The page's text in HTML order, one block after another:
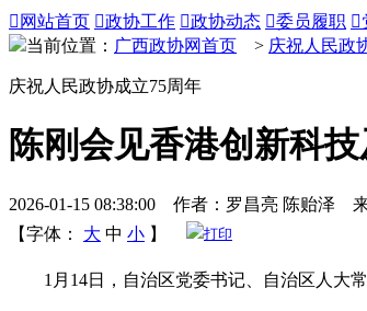
 网站首页 政协工作 政协动态 委员履职 
当前位置： 广西政协网首页 > 庆祝人民政
庆祝人民政协成立75周年
陈刚会见香港创新科
2026-01-15 08:38:00 作者：罗昌亮 陈贻泽
【字体：
大 中 小 】 打印
1月14日，自治区党委书记、自治区人大常